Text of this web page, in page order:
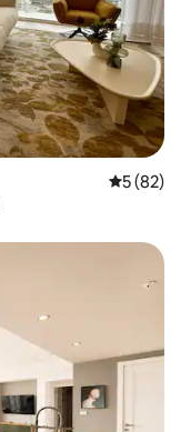
평점 5점(5
5 (82)